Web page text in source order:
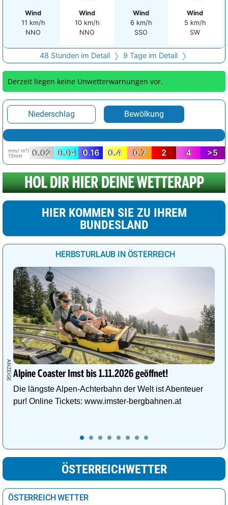
Wind
11 km/h
NNO
Wind
10 km/h
NNO
Wind
6 km/h
SSO
Wind
5 km/h
SW
48 Stunden im Detail 9 Tage im Detail
Derzeit liegen keine Unwetterwarnungen vor.
Niederschlag Bewölkung
mm/ m²/
15min
0.02 0.04 0.16 0.4 0.7 2 4 >5
HIER KOMMEN SIE ZU IHREM
BUNDESLAND
HERBSTURLAUB IN ÖSTERREICH
Alpine Coaster Imst bis 1.11.2026 geöffnet!
Die längste Alpen-Achterbahn der Welt ist Abenteuer
pur! Online Tickets: www.imster-bergbahnen.at
ÖSTERREICHWETTER
ÖSTERREICH WETTER